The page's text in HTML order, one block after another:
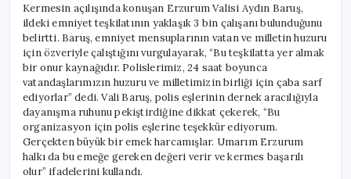
Kermesin açılışında konuşan Erzurum Valisi Aydın Baruş,
ildeki emniyet teşkilatının yaklaşık 3 bin çalışanı bulunduğunu
belirtti. Baruş, emniyet mensuplarının vatan ve milletin huzuru
için özveriyle çalıştığını vurgulayarak, “Bu teşkilatta yer almak
bir onur kaynağıdır. Polislerimiz, 24 saat boyunca
vatandaşlarımızın huzuru ve milletimizin birliği için çaba sarf
ediyorlar” dedi. Vali Baruş, polis eşlerinin dernek aracılığıyla
dayanışma ruhunu pekiştirdiğine dikkat çekerek, “Bu
organizasyon için polis eşlerine teşekkür ediyorum.
Gerçekten büyük bir emek harcamışlar. Umarım Erzurum
halkı da bu emeğe gereken değeri verir ve kermes başarılı
olur” ifadelerini kullandı.